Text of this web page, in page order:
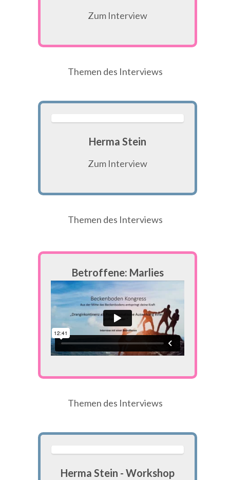
Zum Interview
Themen des Interviews
Herma Stein
Zum Interview
Themen des Interviews
Betroffene: Marlies
Themen des Interviews
Herma Stein - Workshop